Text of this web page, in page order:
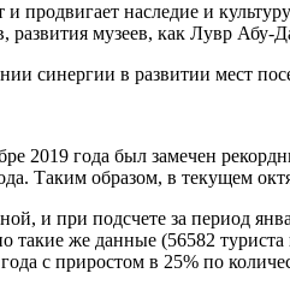
продвигает наследие и
развития музеев, как Лувр
синергии в развитии мест
2019 года был замечен
Таким образом, в текущем
и при подсчете за период
же данные (56582
с приростом в 25% по